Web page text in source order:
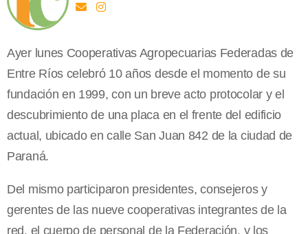
Ayer lunes Cooperativas Agropecuarias Federadas de
Entre Ríos celebró 10 años desde el momento de su
fundación en 1999, con un breve acto protocolar y el
descubrimiento de una placa en el frente del edificio
actual, ubicado en calle San Juan 842 de la ciudad de
Paraná.
Del mismo participaron presidentes, consejeros y
gerentes de las nueve cooperativas integrantes de la
red, el cuerpo de personal de la Federación, y los